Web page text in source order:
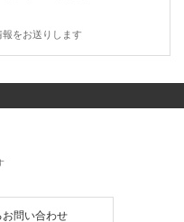
をお送りします
問い合わせ